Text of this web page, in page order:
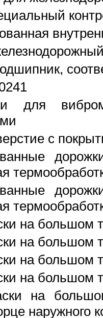
для
с
на большом
на большом
на большом
на большом
на
наружного